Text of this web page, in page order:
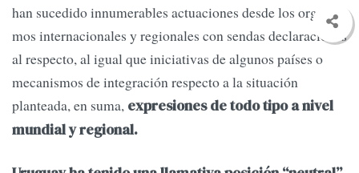
han sucedido in­numerables actuaciones desde los organis­
mos internacionales y regionales con sendas declaraciones
al respecto, al igual que ini­ciativas de algunos países o
mecanismos de integración respecto a la situación
planteada, en suma, expresiones de todo tipo a nivel
mundial y regional.